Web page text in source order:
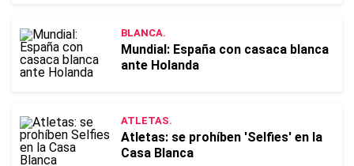
BLANCA.
Mundial: España con casaca blanca
ante Holanda
ATLETAS.
Atletas: se prohíben 'Selfies' en la
Casa Blanca